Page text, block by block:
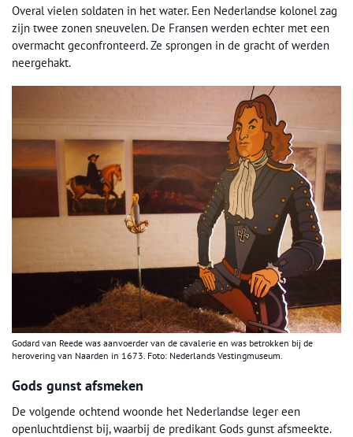
Overal vielen soldaten in het water. Een Nederlandse kolonel zag
zijn twee zonen sneuvelen. De Fransen werden echter met een
overmacht geconfronteerd. Ze sprongen in de gracht of werden
neergehakt.
Godard van Reede was aanvoerder van de cavalerie en was betrokken bij de
herovering van Naarden in 1673. Foto: Nederlands Vestingmuseum.
Gods gunst afsmeken
De volgende ochtend woonde het Nederlandse leger een
openluchtdienst bij, waarbij de predikant Gods gunst afsmeekte.